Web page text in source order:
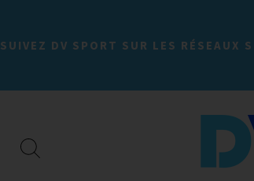
SUIVEZ DV SPORT SUR LES RÉSEAUX